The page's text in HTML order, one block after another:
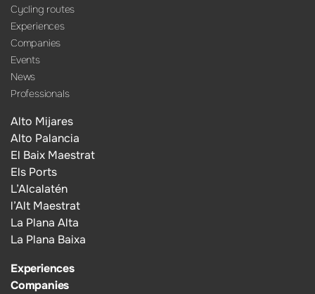
Cycling routes
Experiences
Companies
Events
News
Professionals
Alto Mijares
Alto Palancia
El Baix Maestrat
Els Ports
L’Alcalatén
l’Alt Maestrat
La Plana Alta
La Plana Baixa
Experiences
Companies